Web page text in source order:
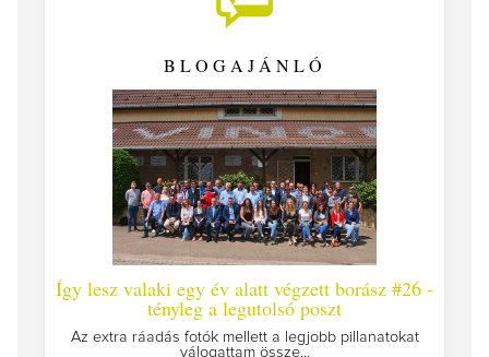
BLOGAJÁNLÓ
Így lesz valaki egy év alatt végzett borász #26 -
tényleg a legutolsó poszt
Az extra ráadás fotók mellett a legjobb pillanatokat
válogattam össze...